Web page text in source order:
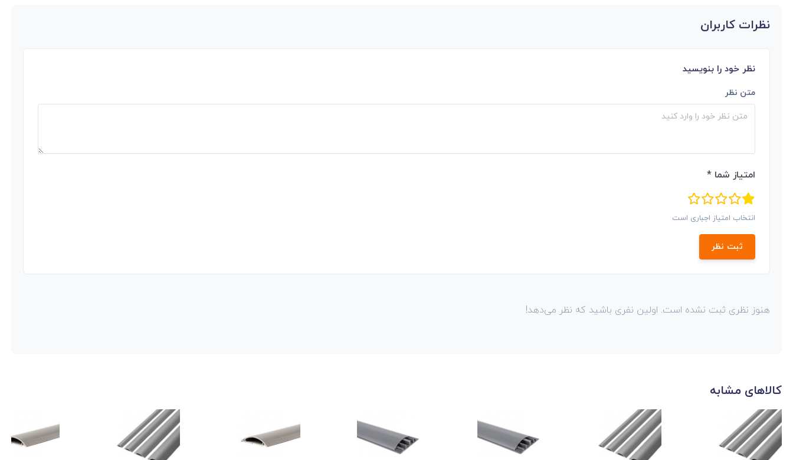
نظرات کاربران
نظر خود را بنویسید
متن نظر
امتیاز شما *
انتخاب امتیاز اجباری است
ثبت نظر
هنوز نظری ثبت نشده است. اولین نفری باشید که نظر می‌دهد!
کالاهای مشابه